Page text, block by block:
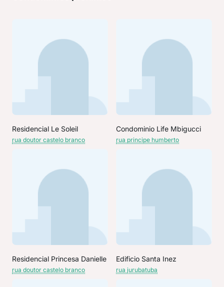
Residencial Le Soleil
rua doutor castelo branco
Condominio Life Mbigucci
rua principe humberto
Residencial Princesa Danielle
rua doutor castelo branco
Edificio Santa Inez
rua jurubatuba